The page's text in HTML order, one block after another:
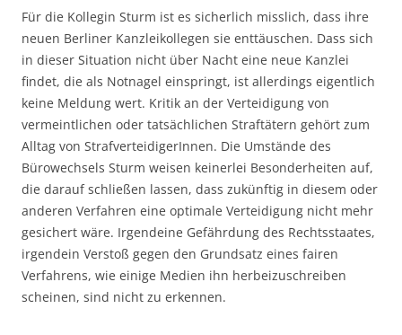
Für die Kollegin Sturm ist es sicherlich misslich, dass ihre
neuen Berliner Kanzleikollegen sie enttäuschen. Dass sich
in dieser Situation nicht über Nacht eine neue Kanzlei
findet, die als Notnagel einspringt, ist allerdings eigentlich
keine Meldung wert. Kritik an der Verteidigung von
vermeintlichen oder tatsächlichen Straftätern gehört zum
Alltag von StrafverteidigerInnen. Die Umstände des
Bürowechsels Sturm weisen keinerlei Besonderheiten auf,
die darauf schließen lassen, dass zukünftig in diesem oder
anderen Verfahren eine optimale Verteidigung nicht mehr
gesichert wäre. Irgendeine Gefährdung des Rechtsstaates,
irgendein Verstoß gegen den Grundsatz eines fairen
Verfahrens, wie einige Medien ihn herbeizuschreiben
scheinen, sind nicht zu erkennen.